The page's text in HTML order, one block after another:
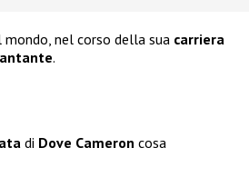
nel corso della sua carriera
.
di Dove Cameron cosa